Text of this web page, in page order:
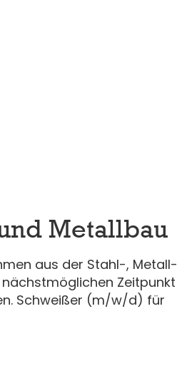
Metallbau
aus der Stahl-, Metall-
Zeitpunkt
Schweißer (m/w/d) für